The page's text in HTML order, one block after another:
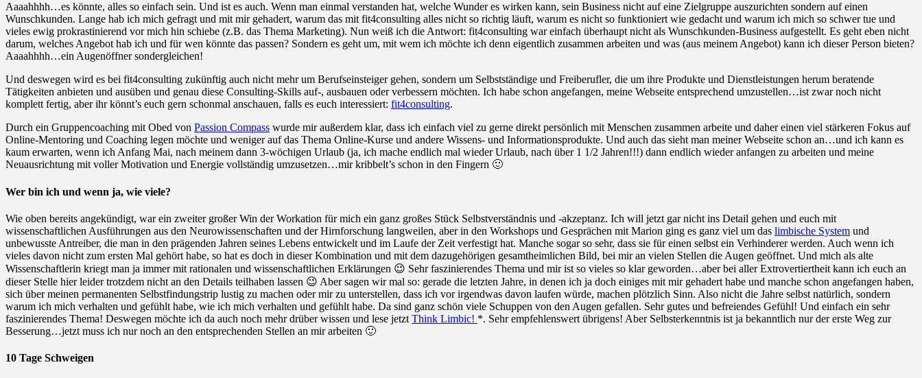
Aaaahhhh…es könnte, alles so einfach sein. Und ist es auch. Wenn man einmal verstanden hat, welche Wunder es wirken kann, sein Business nicht auf eine Zielgruppe auszurichten sondern auf einen
Wunschkunden. Lange hab ich mich gefragt und mit mir gehadert, warum das mit fit4consulting alles nicht so richtig läuft, warum es nicht so funktioniert wie gedacht und warum ich mich so schwer tue und
vieles ewig prokrastinierend vor mich hin schiebe (z.B. das Thema Marketing). Nun weiß ich die Antwort: fit4consulting war einfach überhaupt nicht als Wunschkunden-Business aufgestellt. Es geht eben nicht
darum, welches Angebot hab ich und für wen könnte das passen? Sondern es geht um, mit wem ich möchte ich denn eigentlich zusammen arbeiten und was (aus meinem Angebot) kann ich dieser Person bieten?
Aaaahhhh…ein Augenöffner sondergleichen!
Und deswegen wird es bei fit4consulting zukünftig auch nicht mehr um Berufseinsteiger gehen, sondern um Selbstständige und Freiberufler, die um ihre Produkte und Dienstleistungen herum beratende
Tätigkeiten anbieten und ausüben und genau diese Consulting-Skills auf-, ausbauen oder verbessern möchten. Ich habe schon angefangen, meine Webseite entsprechend umzustellen…ist zwar noch nicht
komplett fertig, aber ihr könnt’s euch gern schonmal anschauen, falls es euch interessiert: fit4consulting.
Durch ein Gruppencoaching mit Obed von Passion Compass wurde mir außerdem klar, dass ich einfach viel zu gerne direkt persönlich mit Menschen zusammen arbeite und daher einen viel stärkeren Fokus auf
Online-Mentoring und Coaching legen möchte und weniger auf das Thema Online-Kurse und andere Wissens- und Informationsprodukte. Und auch das sieht man meiner Webseite schon an…und ich kann es
kaum erwarten, wenn ich Anfang Mai, nach meinem dann 3-wöchigen Urlaub (ja, ich mache endlich mal wieder Urlaub, nach über 1 1/2 Jahren!!!) dann endlich wieder anfangen zu arbeiten und meine
Neuausrichtung mit voller Motivation und Energie vollständig umzusetzen…mir kribbelt’s schon in den Fingern 🙂
Wer bin ich und wenn ja, wie viele?
Wie oben bereits angekündigt, war ein zweiter großer Win der Workation für mich ein ganz großes Stück Selbstverständnis und -akzeptanz. Ich will jetzt gar nicht ins Detail gehen und euch mit
wissenschaftlichen Ausführungen aus den Neurowissenschaften und der Hirnforschung langweilen, aber in den Workshops und Gesprächen mit Marion ging es ganz viel um das limbische System und
unbewusste Antreiber, die man in den prägenden Jahren seines Lebens entwickelt und im Laufe der Zeit verfestigt hat. Manche sogar so sehr, dass sie für einen selbst ein Verhinderer werden. Auch wenn ich
vieles davon nicht zum ersten Mal gehört habe, so hat es doch in dieser Kombination und mit dem dazugehörigen gesamtheimlichen Bild, bei mir an vielen Stellen die Augen geöffnet. Und mich als alte
Wissenschaftlerin kriegt man ja immer mit rationalen und wissenschaftlichen Erklärungen 😉 Sehr faszinierendes Thema und mir ist so vieles so klar geworden…aber bei aller Extrovertiertheit kann ich euch an
dieser Stelle hier leider trotzdem nicht an den Details teilhaben lassen 😉 Aber sagen wir mal so: gerade die letzten Jahre, in denen ich ja doch einiges mit mir gehadert habe und manche schon angefangen haben,
sich über meinen permanenten Selbstfindungstrip lustig zu machen oder mir zu unterstellen, dass ich vor irgendwas davon laufen würde, machen plötzlich Sinn. Also nicht die Jahre selbst natürlich, sondern
warum ich mich verhalten und gefühlt habe, wie ich mich verhalten und gefühlt habe. Da sind ganz schön viele Schuppen von den Augen gefallen. Sehr gutes und befreiendes Gefühl! Und einfach ein sehr
faszinierendes Thema! Deswegen möchte ich da auch noch mehr drüber wissen und lese jetzt Think Limbic! *. Sehr empfehlenswert übrigens! Aber Selbsterkenntnis ist ja bekanntlich nur der erste Weg zur
Besserung…jetzt muss ich nur noch an den entsprechenden Stellen an mir arbeiten 🙂
10 Tage Schweigen